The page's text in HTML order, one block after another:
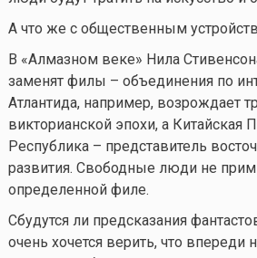
А что же с общественным
В «Алмазном веке» Нила
заменят филы – объединения по
Атлантида, например, возрождает
викторианской эпохи, а Китайская
Республика – представитель
развития. Свободные люди не
определенной филе.
Сбудутся ли предсказания
очень хочется верить, что впереди